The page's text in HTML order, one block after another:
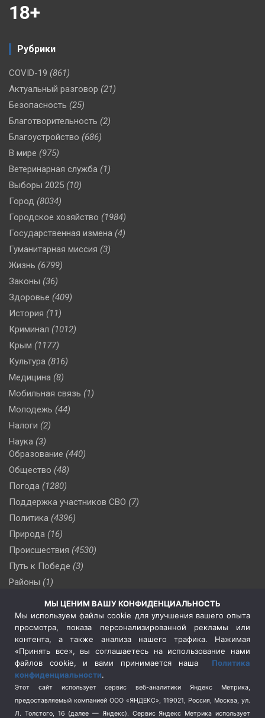
18+
Рубрики
COVID-19 (861)
Актуальный разговор (21)
Безопасность (25)
Благотворительность (2)
Благоустройство (686)
В мире (975)
Ветеринарная служба (1)
Выборы 2025 (10)
Город (8034)
Городское хозяйство (1984)
Государственная измена (4)
Гуманитарная миссия (3)
Жизнь (6799)
Законы (36)
Здоровье (409)
История (11)
Криминал (1012)
Крым (1177)
Культура (816)
Медицина (8)
Мобильная связь (1)
Молодежь (44)
Налоги (2)
Наука (3)
Образование (440)
Общество (48)
Погода (1280)
Поддержка участников СВО (7)
Политика (4396)
Природа (16)
Происшествия (4530)
Путь к Победе (3)
Районы (1)
(509)
Сельское хозяйство (3)
Социальная политика
(3)
Спецоперация в Украине
Спецоперация на Украине
(404)
Спорт (740)
Терроризм (1)
МЫ ЦЕНИМ ВАШУ КОНФИДЕНЦИАЛЬНОСТЬ
Мы используем файлы cookie для улучшения вашего опыта
просмотра, показа персонализированной рекламы или
контента, а также анализа нашего трафика. Нажимая
«Принять все», вы соглашаетесь на использование нами
файлов cookie, и вами принимается наша Политика
конфиденциальности.
Этот сайт использует сервис веб-аналитики Яндекс Метрика,
предоставляемый компанией ООО «ЯНДЕКС», 119021, Россия, Москва, ул.
Л. Толстого, 16 (далее — Яндекс). Сервис Яндекс Метрика использует